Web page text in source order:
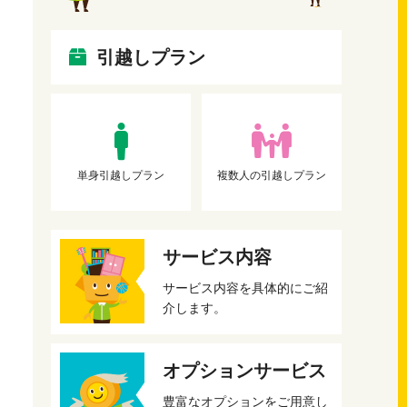
引越しプラン
単身引越しプラン 複数人の引越しプラン
サービス内容
サービス内容を具体的にご紹
介します。
オプションサービス
豊富なオプションをご用意し